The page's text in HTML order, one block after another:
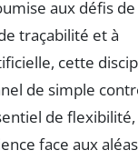
aux défis de
traçabilité et à
cette
de simple
de flexibilité,
face aux